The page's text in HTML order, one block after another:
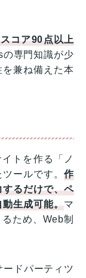
コア90点以上
専門知識が少
兼ね備えた本
トを作る「ノ
ツールです。作
るだけで、ペ
動生成可能。マ
ため、Web制
ドパーティツ